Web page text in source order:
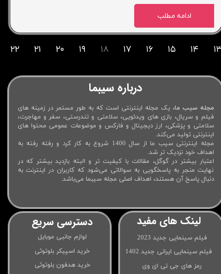
ادامه مطلب
۱۴ ۱۵ ۱۶ ۱۷ ۱۸ ۱۹ ۲۰ ۲۱ ۲۲
درباره سیبما
مجله سیب ما، یک مجله اینترنتی است که به طور مستمر در زمینه های
فیلم و سریال، بازی های ویدئویی، سلامتی و تندرستی، سفر و مهاجرت،
سلامتی و پزشکی، ارز دیجیتال و فارکس و موضوعات عمومی محتوا های
اینترنتی تولید می‌کند.
مجله اینترنتی سیب ما از سال 1400 شروع به کار کرد و رفته رفته به
اهداف خود نزدیک تر شد.
اعتبار بیشتر در گوگل، مقالات با کیفیت تر و البته بازدید بیشتر که در
نهایت منجر به پاسخگویی به سوالاتی می‌شود که کاربران در اینترنت به
دنبال پاسخ آن هستند، اهداف اصلی مجله سیبما می‌باشد.
دسترسی سریع
لوازم جانبی موبایل
خرید اسپیکر بلوتوثی
خرید هدفون بلوتوثی
لینک های مفید
فیلم سینمایی جدید 2023
فیلم سینمایی ایرانی جدید 1402
رمز های جی تی ای وی